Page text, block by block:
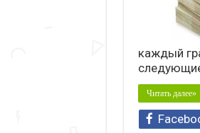
каждый
Читать далее»